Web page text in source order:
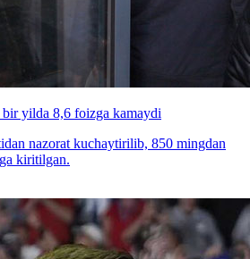
yilda 8,6 foizga kamaydi
nazorat kuchaytirilib, 850 mingdan
kiritilgan.